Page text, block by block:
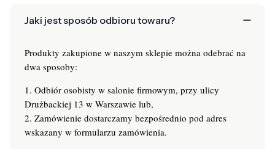
Jaki jest sposób odbioru towaru?
Produkty zakupione w naszym sklepie można odebrać na
dwa sposoby:
1. Odbiór osobisty w salonie firmowym, przy ulicy
Drużbackiej 13 w Warszawie lub,
2. Zamówienie dostarczamy bezpośrednio pod adres
wskazany w formularzu zamówienia.